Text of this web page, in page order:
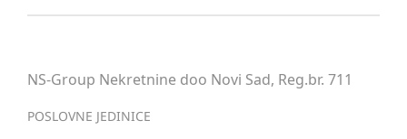
NS-Group Nekretnine doo Novi Sad, Reg.br. 711
POSLOVNE JEDINICE